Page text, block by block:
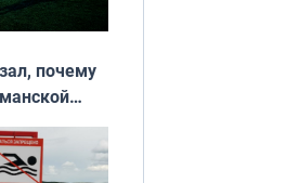
почему
остался